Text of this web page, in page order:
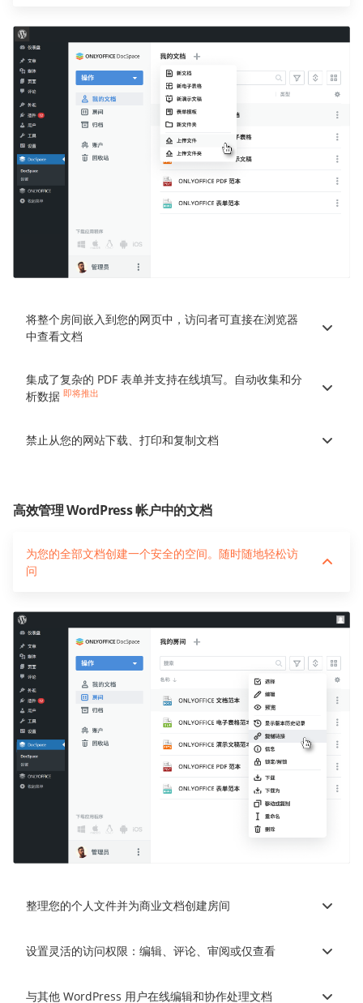
将整个房间嵌入到您的网页中，访问者可直接在浏览器
中查看文档
集成了复杂的 PDF 表单并支持在线填写。自动收集和分
析数据 即将推出
禁止从您的网站下载、打印和复制文档
高效管理 WordPress 帐户中的文档
为您的全部文档创建一个安全的空间。随时随地轻松访
问
整理您的个人文件并为商业文档创建房间
设置灵活的访问权限：编辑、评论、审阅或仅查看
与其他 WordPress 用户在线编辑和协作处理文档